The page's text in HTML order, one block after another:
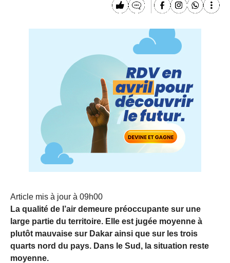
Article mis à jour à 09h00
La qualité de l’air demeure préoccupante sur une
large partie du territoire. Elle est jugée moyenne à
plutôt mauvaise sur Dakar ainsi que sur les trois
quarts nord du pays. Dans le Sud, la situation reste
moyenne.